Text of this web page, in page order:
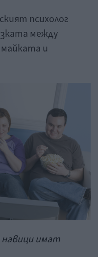
психолог
между
и
имат